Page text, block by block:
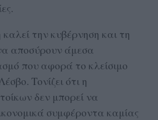
την κυβέρνηση και τη
αποσύρουν άμεσα
που αφορά το κλείσιμο
Τονίζει ότι η
δεν μπορεί να
συμφέροντα καμίας